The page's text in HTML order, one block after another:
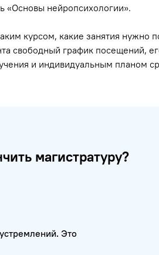
«Основы нейропсихологии».
курсом, какие занятия нужно
свободный график посещений,
и индивидуальным планом
магистратуру?
Это